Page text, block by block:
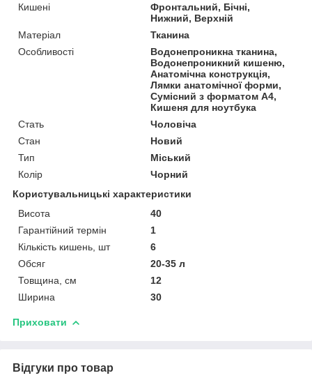
Кишені
Фронтальний, Бічні,
Нижний, Верхній
Матеріал
Тканина
Особливості
Водонепроникна тканина,
Водонепроникний кишеню,
Анатомічна конструкція,
Лямки анатомічної форми,
Сумісний з форматом А4,
Кишеня для ноутбука
Стать
Чоловіча
Стан
Новий
Тип
Міський
Колір
Чорний
Користувальницькі характеристики
Висота
40
Гарантійний термін
1
Кількість кишень, шт
6
Обсяг
20-35 л
Товщина, см
12
Ширина
30
Приховати
Відгуки про товар